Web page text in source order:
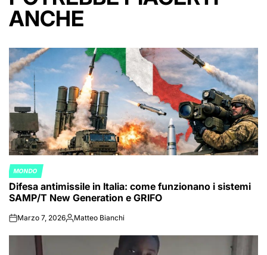
ANCHE
POSTED
IN
MONDO
Difesa antimissile in Italia: come funzionano i sistemi
SAMP/T New Generation e GRIFO
onMarzo 7, 2026Posted
Matteo Bianchi